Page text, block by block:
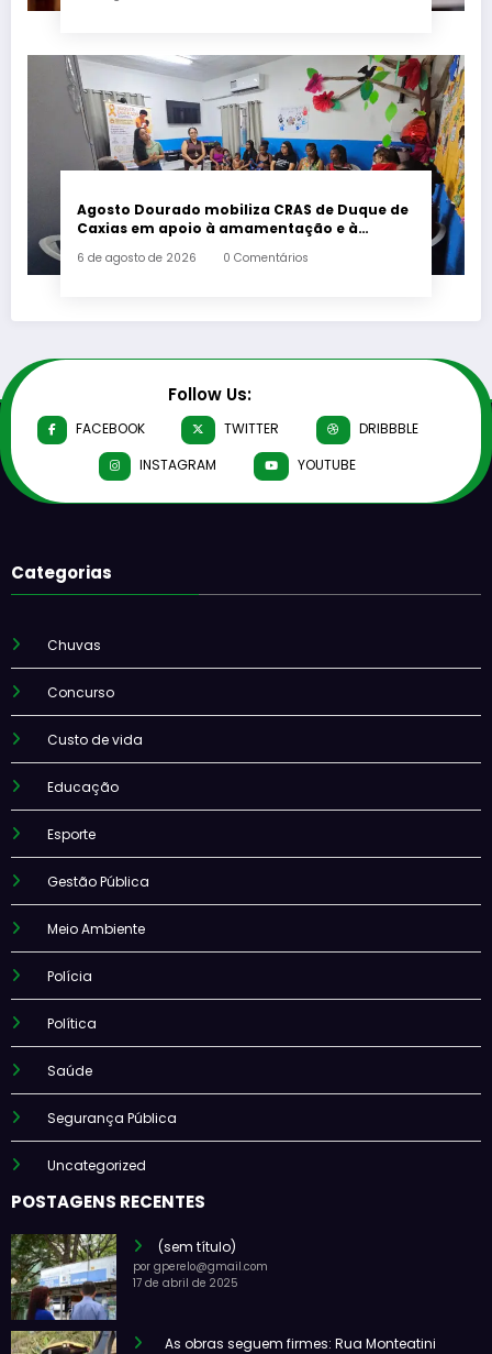
Agosto Dourado mobiliza CRAS de Duque de
Caxias em apoio à amamentação e à
6 de agosto de 2026 0 Comentários
Follow Us:
FACEBOOK TWITTER
DRIBBBLE
INSTAGRAM
YOUTUBE
Categorias
Chuvas
Concurso
Custo de vida
Educação
Esporte
Gestão Pública
Meio Ambiente
Polícia
Política
Saúde
Segurança Pública
Uncategorized
POSTAGENS RECENTES
(sem título)
por gperelo@gmail.com
17 de abril de 2025
As obras seguem firmes: Rua Monteatini